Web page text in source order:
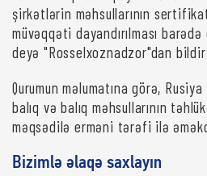
şirkətlərin məhsullarının
müvəqqəti dayandırılması
deyə "Rosselxoznadzor"dan
Qurumun məlumatına görə,
balıq və balıq məhsullarının
məqsədilə erməni tərəfi ilə
Bizimlə əlaqə saxlayın